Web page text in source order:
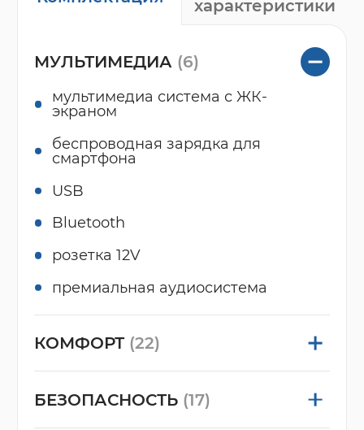
характеристики
МУЛЬТИМЕДИА (6)
мультимедиа система с ЖК-
экраном
беспроводная зарядка для
смартфона
USB
Bluetooth
розетка 12V
премиальная аудиосистема
КОМФОРТ (22)
БЕЗОПАСНОСТЬ (17)